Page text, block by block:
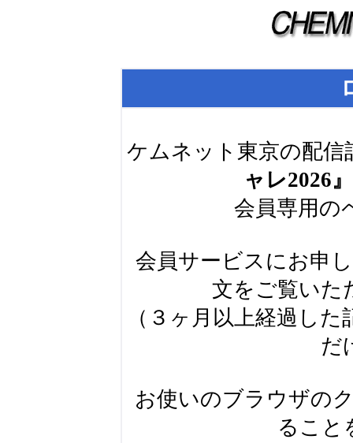
ケムネット東京の配信
ャレ2026
会員専用の
会員サービスにお申
文をご覧いた
（３ヶ月以上経過し
だ
お使いのブラウザの
ること